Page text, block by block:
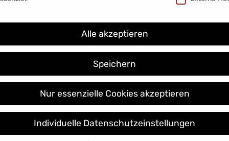
Alle akzeptieren
Speichern
Nur essenzielle Cookies akzeptieren
Individuelle Datenschutzeinstellungen